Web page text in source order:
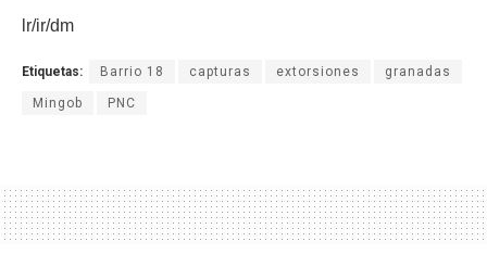
lr/ir/dm
Etiquetas: Barrio 18 capturas extorsiones granadas
Mingob PNC